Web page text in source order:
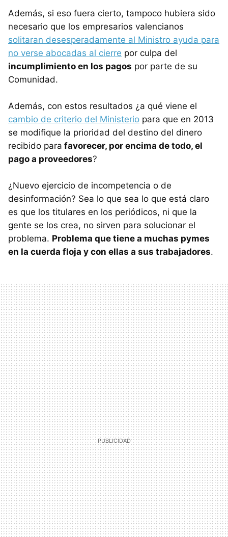
Además, si eso fuera cierto, tampoco hubiera sido
necesario que los empresarios valencianos
solitaran desesperadamente al Ministro ayuda para
no verse abocadas al cierre por culpa del
incumplimiento en los pagos por parte de su
Comunidad.
Además, con estos resultados ¿a qué viene el
cambio de criterio del Ministerio para que en 2013
se modifique la prioridad del destino del dinero
recibido para favorecer, por encima de todo, el
pago a proveedores?
¿Nuevo ejercicio de incompetencia o de
desinformación? Sea lo que sea lo que está claro
es que los titulares en los periódicos, ni que la
gente se los crea, no sirven para solucionar el
problema. Problema que tiene a muchas pymes
en la cuerda floja y con ellas a sus trabajadores.